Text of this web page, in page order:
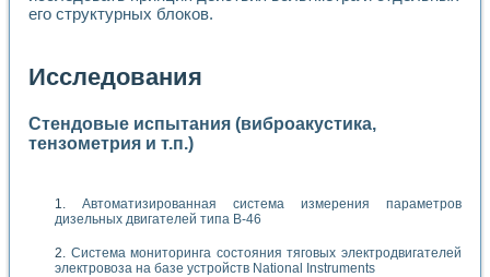
его структурных блоков.
Исследования
Стендовые испытания (виброакустика,
тензометрия и т.п.)
Автоматизированная система измерения параметров
дизельных двигателей типа В-46
Система мониторинга состояния тяговых электродвигателей
электровоза на базе устройств National Instruments